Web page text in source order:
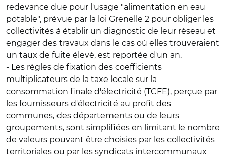
redevance due pour l'usage "alimentation en eau
potable", prévue par la loi Grenelle 2 pour obliger les
collectivités à établir un diagnostic de leur réseau et
engager des travaux dans le cas où elles trouveraient
un taux de fuite élevé, est reportée d'un an.
- Les règles de fixation des coefficients
multiplicateurs de la taxe locale sur la
consommation finale d'électricité (TCFE), perçue par
les fournisseurs d'électricité au profit des
communes, des départements ou de leurs
groupements, sont simplifiées en limitant le nombre
de valeurs pouvant être choisies par les collectivités
territoriales ou par les syndicats intercommunaux